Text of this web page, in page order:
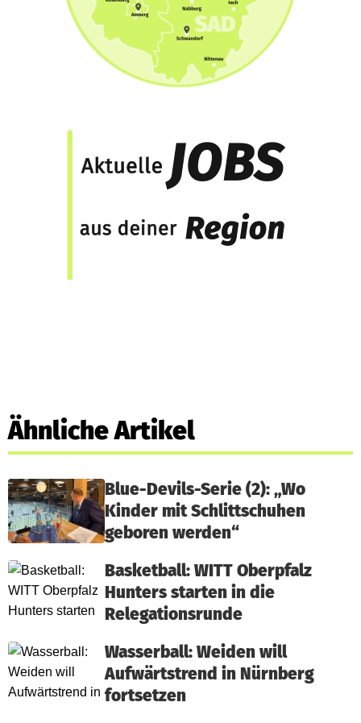
Ähnliche Artikel
Blue-Devils-Serie (2): „Wo
Kinder mit Schlittschuhen
geboren werden“
Basketball: WITT Oberpfalz
Hunters starten in die
Relegationsrunde
Wasserball: Weiden will
Aufwärtstrend in Nürnberg
fortsetzen